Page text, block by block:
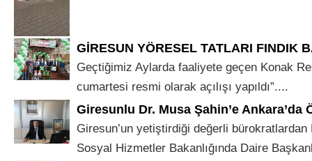
GİRESUN YÖRESEL TATLARI FINDIK
Geçtiğimiz Aylarda faaliyete geçen Konak
cumartesi resmi olarak açılışı yapıldı”....
Giresunlu Dr. Musa Şahin’e Ankara’da
Giresun’un yetiştirdiği değerli
Sosyal Hizmetler Bakanlığında Daire